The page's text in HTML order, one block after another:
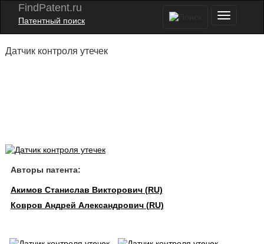
FindPatent.ru
Патентный поиск
Датчик контроля утечек
Авторы патента:
Акимов Станислав Викторович (RU)
Ковров Андрей Александрович (RU)